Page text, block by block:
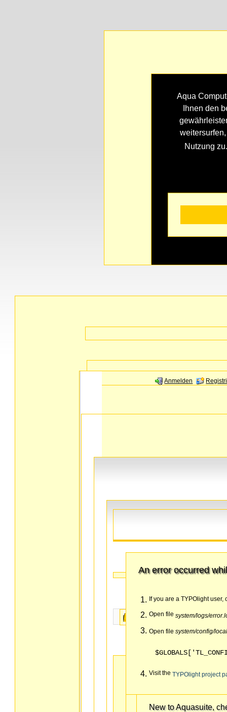
Aqua
Ihnen den
Nutzung
Anmelden
An error occurred
If you are a TYPOlight
Open file system/logs/
Open file system/config/
Visit the TYPOlight project
Forum Hilfe
Aqua Computer Forum»
New to Aquasuite,